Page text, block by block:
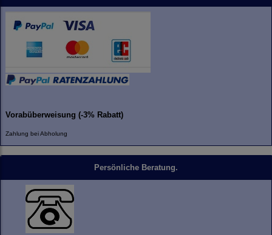
Vorabüberweisung (-3% Rabatt)
Zahlung bei Abholung
Persönliche Beratung.